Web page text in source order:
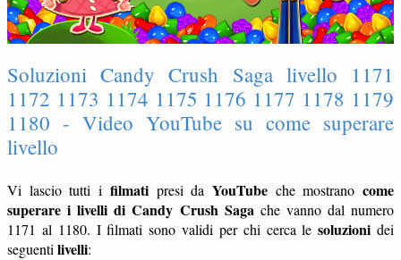
Soluzioni Candy Crush Saga livello 1171
1172 1173 1174 1175 1176 1177 1178 1179
1180 - Video YouTube su come superare
livello
Vi lascio tutti i filmatipresi da YouTubeche mostranocome
superare i livelli di Candy Crush Saga che vanno dal numero
1171 al 1180. I filmati sono validi per chi cerca lesoluzioni dei
seguenti livelli: